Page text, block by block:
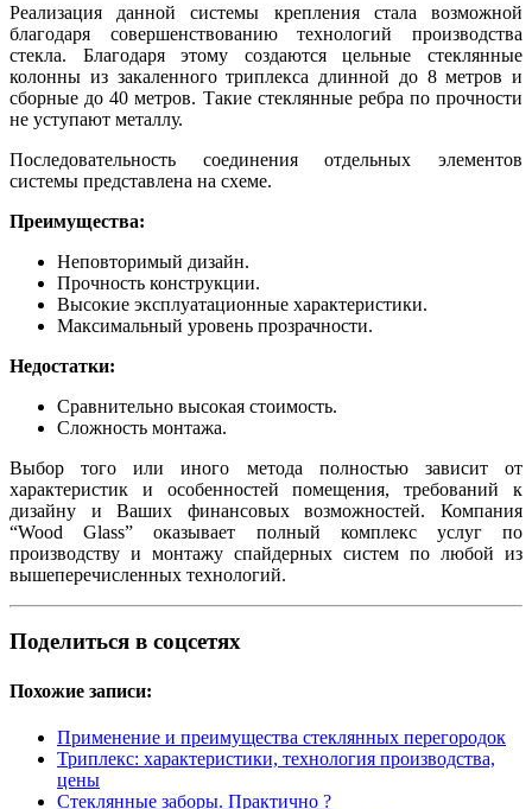
Реализация данной системы крепления стала возможной
благодаря совершенствованию технологий производства
стекла. Благодаря этому создаются цельные стеклянные
колонны из закаленного триплекса длинной до 8 метров и
сборные до 40 метров. Такие стеклянные ребра по прочности
не уступают металлу.
Последовательность соединения отдельных элементов
системы представлена на схеме.
Преимущества:
Неповторимый дизайн.
Прочность конструкции.
Высокие эксплуатационные характеристики.
Максимальный уровень прозрачности.
Недостатки:
Сравнительно высокая стоимость.
Сложность монтажа.
Выбор того или иного метода полностью зависит от
характеристик и особенностей помещения, требований к
дизайну и Ваших финансовых возможностей. Компания
“Wood Glass” оказывает полный комплекс услуг по
производству и монтажу спайдерных систем по любой из
вышеперечисленных технологий.
Поделиться в соцсетях
Похожие записи:
Применение и преимущества стеклянных перегородок
Триплекс: характеристики, технология производства,
цены
Стеклянные заборы. Практично ?